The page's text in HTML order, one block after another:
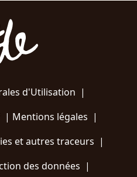
d'Utilisation |
| Mentions légales |
et autres traceurs |
des données |